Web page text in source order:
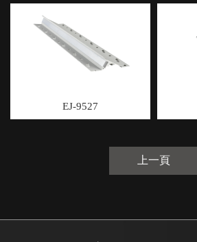
EJ-9527
上一頁